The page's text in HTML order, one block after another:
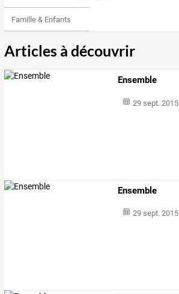
Famille & Enfants
Articles à découvrir
Ensemble
29 sept. 2015
Ensemble
29 sept. 2015